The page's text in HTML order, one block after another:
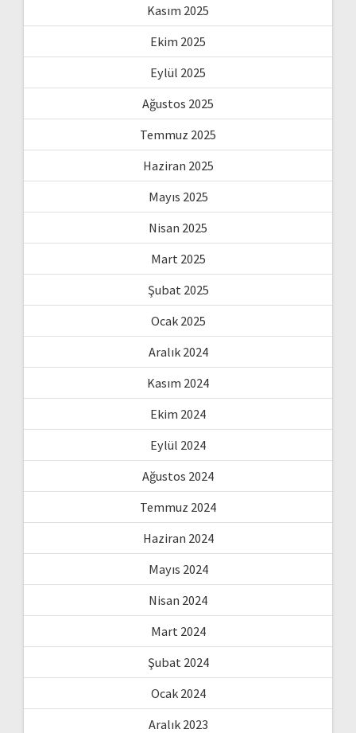
Kasım 2025
Ekim 2025
Eylül 2025
Ağustos 2025
Temmuz 2025
Haziran 2025
Mayıs 2025
Nisan 2025
Mart 2025
Şubat 2025
Ocak 2025
Aralık 2024
Kasım 2024
Ekim 2024
Eylül 2024
Ağustos 2024
Temmuz 2024
Haziran 2024
Mayıs 2024
Nisan 2024
Mart 2024
Şubat 2024
Ocak 2024
Aralık 2023